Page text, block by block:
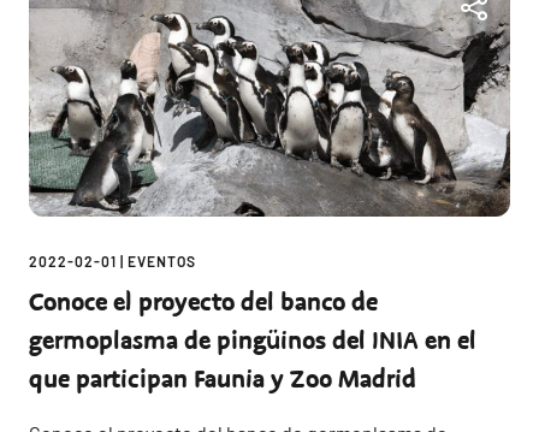
2022-02-01 EVENTOS
Conoce el proyecto del banco de
germoplasma de pingüinos del INIA en el
que participan Faunia y Zoo Madrid